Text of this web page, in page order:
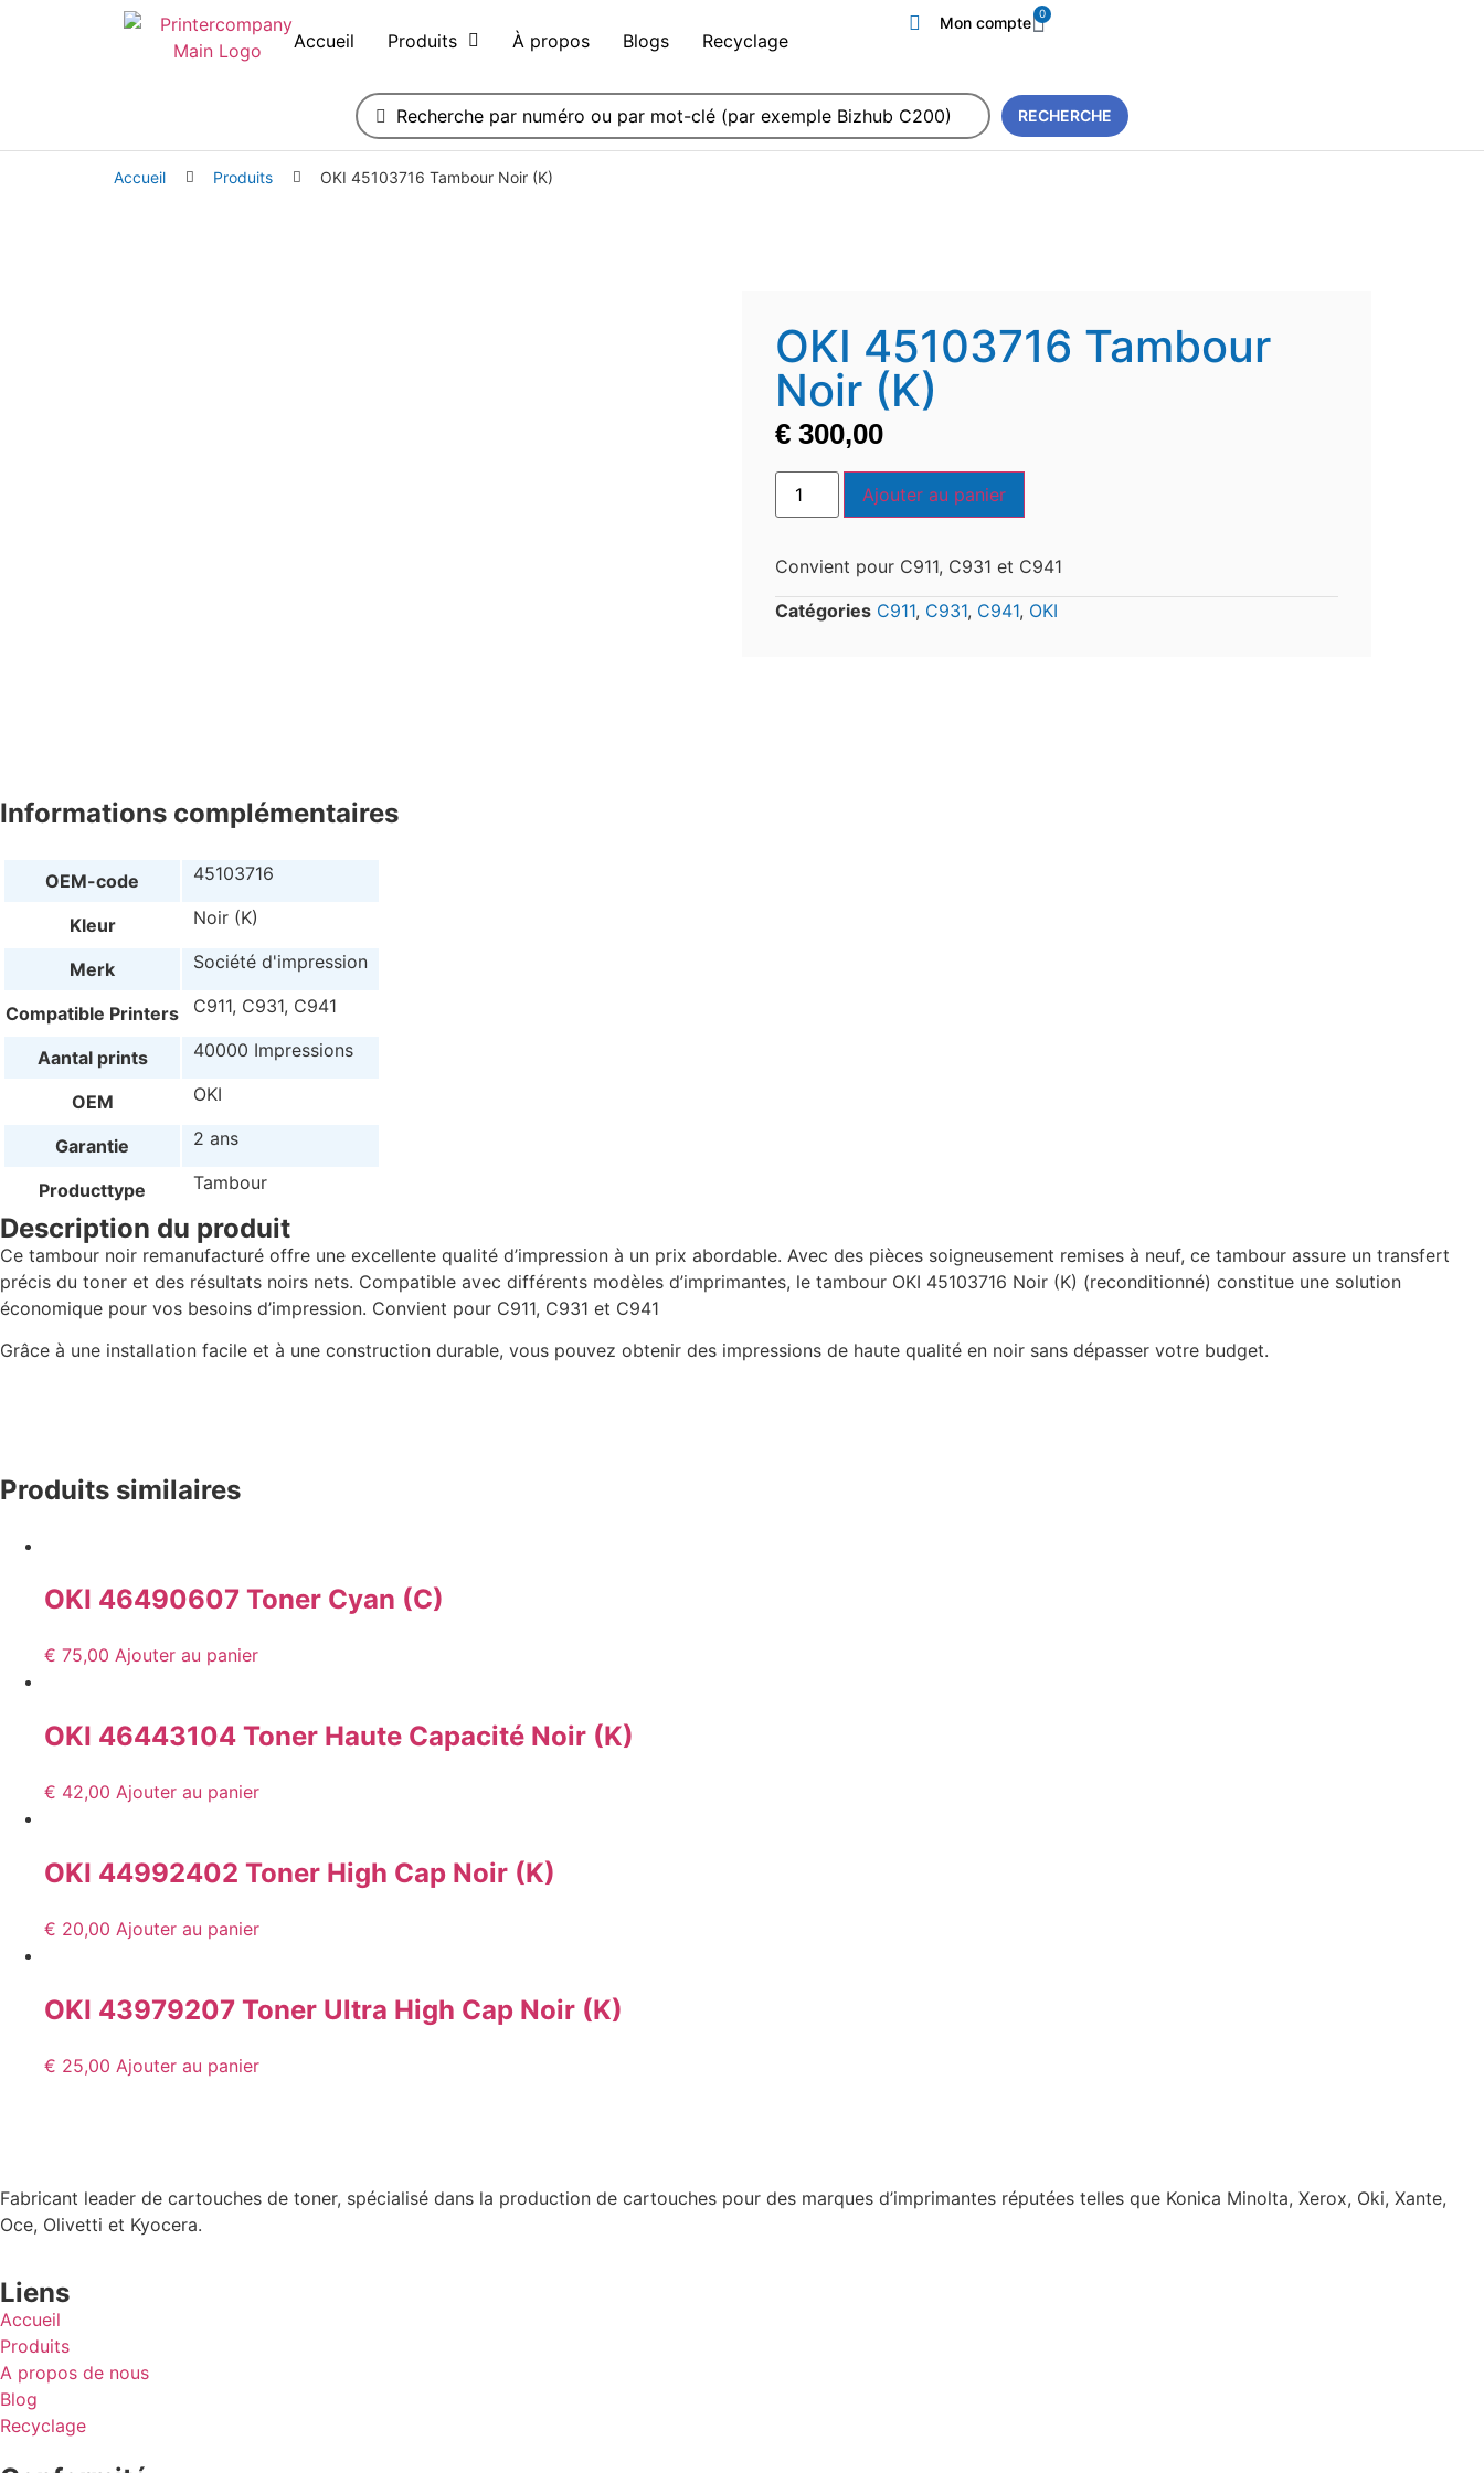
Accueil Produits À propos Blogs Recyclage
Mon compte 0
RECHERCHE
Accueil Produits OKI 45103716 Tambour Noir (K)
OKI 45103716 Tambour
Noir (K)
€ 300,00
Ajouter au panier
Convient pour C911, C931 et C941
Catégories C911, C931, C941, OKI
Informations complémentaires
OEM-code 45103716
Kleur Noir (K)
Merk Société d'impression
Compatible Printers C911, C931, C941
Aantal prints 40000 Impressions
OEM OKI
Garantie 2 ans
Producttype Tambour
Description du produit
Ce tambour noir remanufacturé offre une excellente qualité d’impression à un prix abordable. Avec des pièces soigneusement remises à neuf, ce tambour assure un transfert
précis du toner et des résultats noirs nets. Compatible avec différents modèles d’imprimantes, le tambour OKI 45103716 Noir (K) (reconditionné) constitue une solution
économique pour vos besoins d’impression. Convient pour C911, C931 et C941
Grâce à une installation facile et à une construction durable, vous pouvez obtenir des impressions de haute qualité en noir sans dépasser votre budget.
Produits similaires
OKI 46490607 Toner Cyan (C)
€ 75,00 Ajouter au panier
OKI 46443104 Toner Haute Capacité Noir (K)
€ 42,00 Ajouter au panier
OKI 44992402 Toner High Cap Noir (K)
€ 20,00 Ajouter au panier
OKI 43979207 Toner Ultra High Cap Noir (K)
€ 25,00 Ajouter au panier
Fabricant leader de cartouches de toner, spécialisé dans la production de cartouches pour des marques d’imprimantes réputées telles que Konica Minolta, Xerox, Oki, Xante,
Oce, Olivetti et Kyocera.
Liens
Accueil
Produits
A propos de nous
Blog
Recyclage